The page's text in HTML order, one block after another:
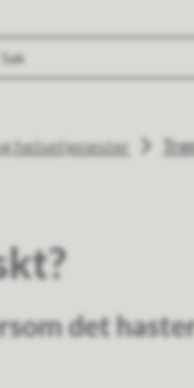
helsetjenester
det